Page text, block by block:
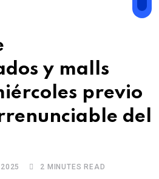
y malls
previo
del
2 MINUTES READ